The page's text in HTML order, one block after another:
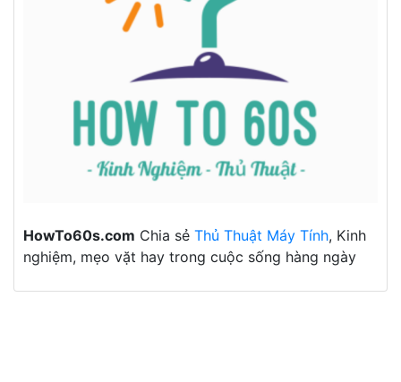
HowTo60s.com Chia sẻ Thủ Thuật Máy Tính, Kinh
nghiệm, mẹo vặt hay trong cuộc sống hàng ngày